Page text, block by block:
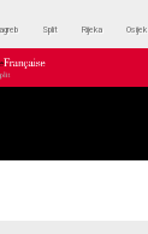
Split Rijeka Osijek